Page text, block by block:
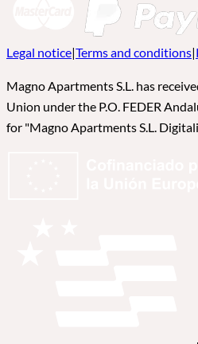
Legal notice|Terms and conditions|
Magno Apartments S.L. has
Union under the P.O. FEDER
for "Magno Apartments S.L.